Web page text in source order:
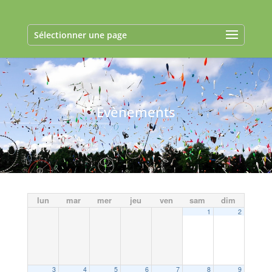
Sélectionner une page
Evènements
lun mar mer jeu ven sam dim
1 2
3 4 5 6 7 8 9